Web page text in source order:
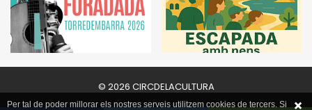
© 2026 CIRCDELACULTURA
Per tal de poder millorar els nostres serveis utilitzem cookies de tercers. Si